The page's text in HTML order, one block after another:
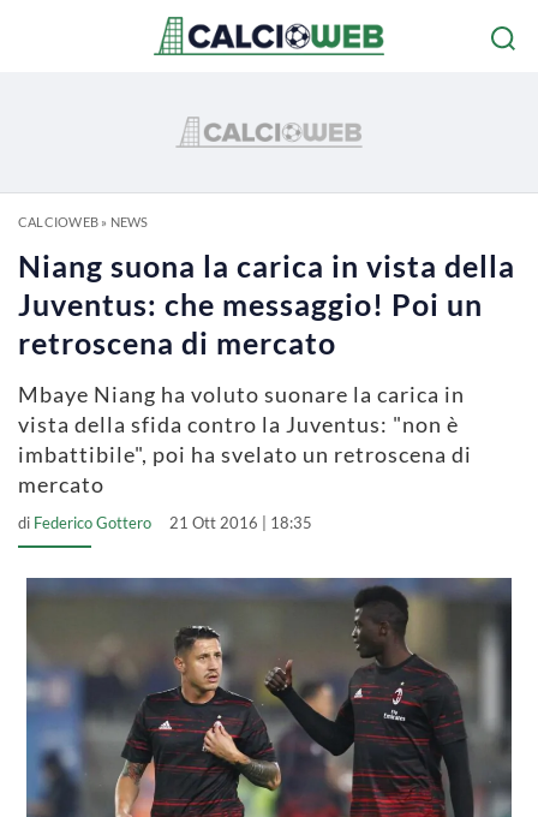
CALCIOWEB» NEWS
Niang suona la carica in vista della
Juventus: che messaggio! Poi un
retroscena di mercato
Mbaye Niang ha voluto suonare la carica in
vista della sfida contro la Juventus: "non è
imbattibile", poi ha svelato un retroscena di
mercato
di Federico Gottero 21 Ott 2016 | 18:35